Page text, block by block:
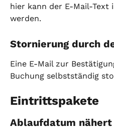
hier kann der E-Mail-Text
werden.
Stornierung durch
Eine E-Mail zur
Buchung selbstständig
Eintrittspakete
Ablaufdatum nähert